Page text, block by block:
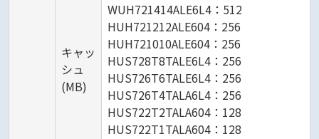
キャッ
シュ
(MB)
WUH721414ALE6L4：512
HUH721212ALE604：256
HUH721010ALE604：256
HUS728T8TALE6L4：256
HUS726T6TALE6L4：256
HUS726T4TALA6L4：256
HUS722T2TALA604：128
HUS722T1TALA604：128